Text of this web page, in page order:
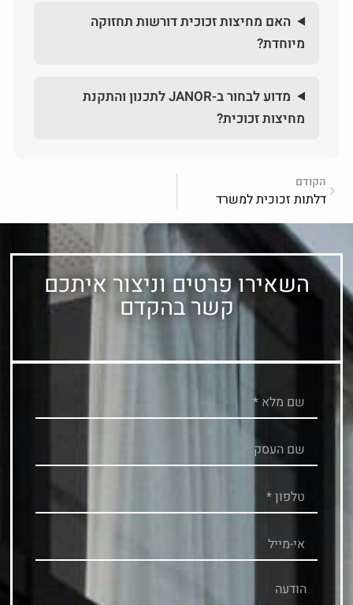
האם מחיצות זכוכית דורשות תחזוקה
מיוחדת?
מדוע לבחור ב-JANOR לתכנון והתקנת
מחיצות זכוכית?
הקודם
דלתות זכוכית למשרד
השאירו פרטים וניצור איתכם
קשר בהקדם